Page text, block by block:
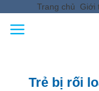
content
Trang chủ Giới
Trẻ bị rối